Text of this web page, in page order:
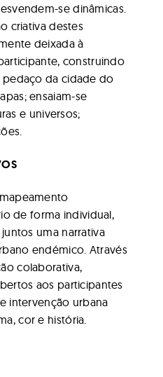
se dinâmicas.
criativa destes
deixada à
construindo
da cidade do
ensaiam-se
e universos;
de forma individual,
uma narrativa
endémico. Através
colaborativa,
aos participantes
intervenção urbana
cor e história.